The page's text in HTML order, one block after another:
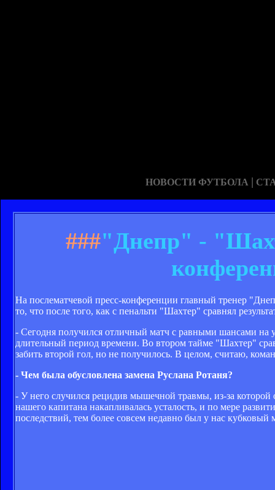
НОВОСТИ ФУТБОЛА |
###"Днепр" -
На послематчевой пресс-конференции главный тренер
то, что после того, как с пенальти "Шахтер" сравнял
- Сегодня получился отличный матч с равными шансами
длительный период времени. Во втором тайме "Шахтер"
забить второй гол, но не получилось. В целом, считаю,
- Чем была обусловлена замена Руслана Ротаня?
- У него случился рецидив мышечной травмы, из-за
нашего капитана накапливалась усталость, и по мере
последствий, тем более совсем недавно был у нас